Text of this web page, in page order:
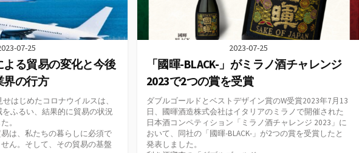
07-25
よる貿易の変化と今後
界の行方
はじめたコロナウイルスは、
ふるい、結果的に貿易の状況
。
は、私たちの暮らしに必須で
ん。そして、その貿易の基盤
2023-07-25
「國暉-BLACK-」がミラノ酒チャレンジ
2023で2つの賞を受賞
ダブルゴールドとベストデザイン賞のW受賞2023年7月13
日、國暉酒造株式会社はイタリアのミラノで開催された
日本酒コンペティション「ミラノ酒チャレンジ 2023」に
おいて、同社の「國暉-BLACK-」が2つの賞を受賞したと
発表しました。